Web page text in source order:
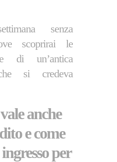
senza
scoprirai le
di un’antica
si credeva
anche
e come
per